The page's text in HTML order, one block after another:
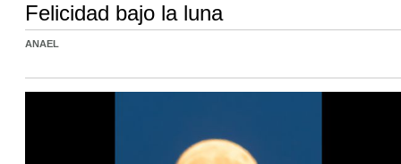
Felicidad bajo la luna
ANAEL